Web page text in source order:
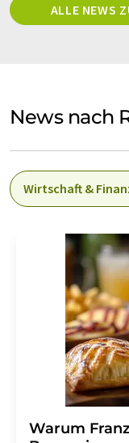
ALLE NEWS
News nach
Wirtschaft &
Warum